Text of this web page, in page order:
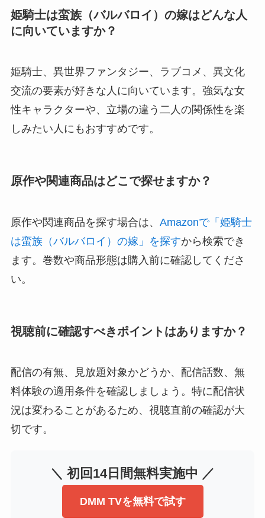
姫騎士は蛮族（バルバロイ）の嫁はどんな人
に向いていますか？
姫騎士、異世界ファンタジー、ラブコメ、異文化
交流の要素が好きな人に向いています。強気な女
性キャラクターや、立場の違う二人の関係性を楽
しみたい人にもおすすめです。
原作や関連商品はどこで探せますか？
原作や関連商品を探す場合は、 Amazonで「姫騎士
は蛮族（バルバロイ）の嫁」を探すから検索でき
ます。巻数や商品形態は購入前に確認してくださ
い。
視聴前に確認すべきポイントはありますか？
配信の有無、見放題対象かどうか、配信話数、無
料体験の適用条件を確認しましょう。特に配信状
況は変わることがあるため、視聴直前の確認が大
切です。
＼ 初回14日間無料実施中 ／
DMM TVを無料で試す